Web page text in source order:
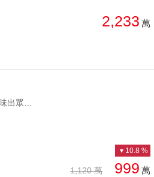
降幅: 高 → 低
2,233 萬
1,120 萬 999 萬
10.8 %